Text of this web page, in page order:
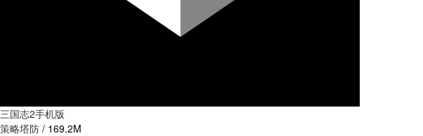
三国志2手机版
策略塔防 / 169.2M